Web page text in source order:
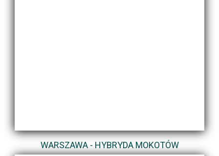
WARSZAWA - HYBRYDA MOKOTÓW